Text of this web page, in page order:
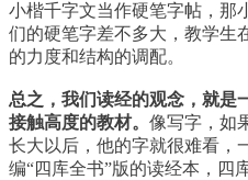
小楷千字文当作硬笔字帖，那
们的硬笔字差不多大，教学生
的力度和结构的调配。
总之，我们读经的观念，就是
接触高度的教材。 像写字，如
长大以后，他的字就很难看，
编“四库全书”版的读经本，四